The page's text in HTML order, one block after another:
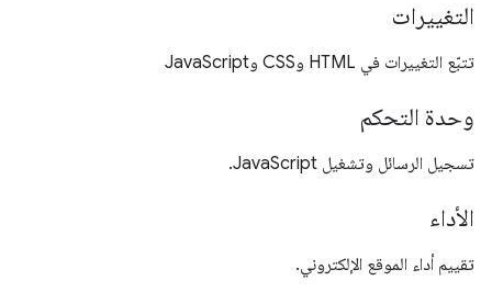
التغييرات
تتبّع التغييرات في HTML وCSS وJavaScript
وحدة التحكم
تسجيل الرسائل وتشغيل JavaScript.
الأداء
تقييم أداء الموقع الإلكتروني.